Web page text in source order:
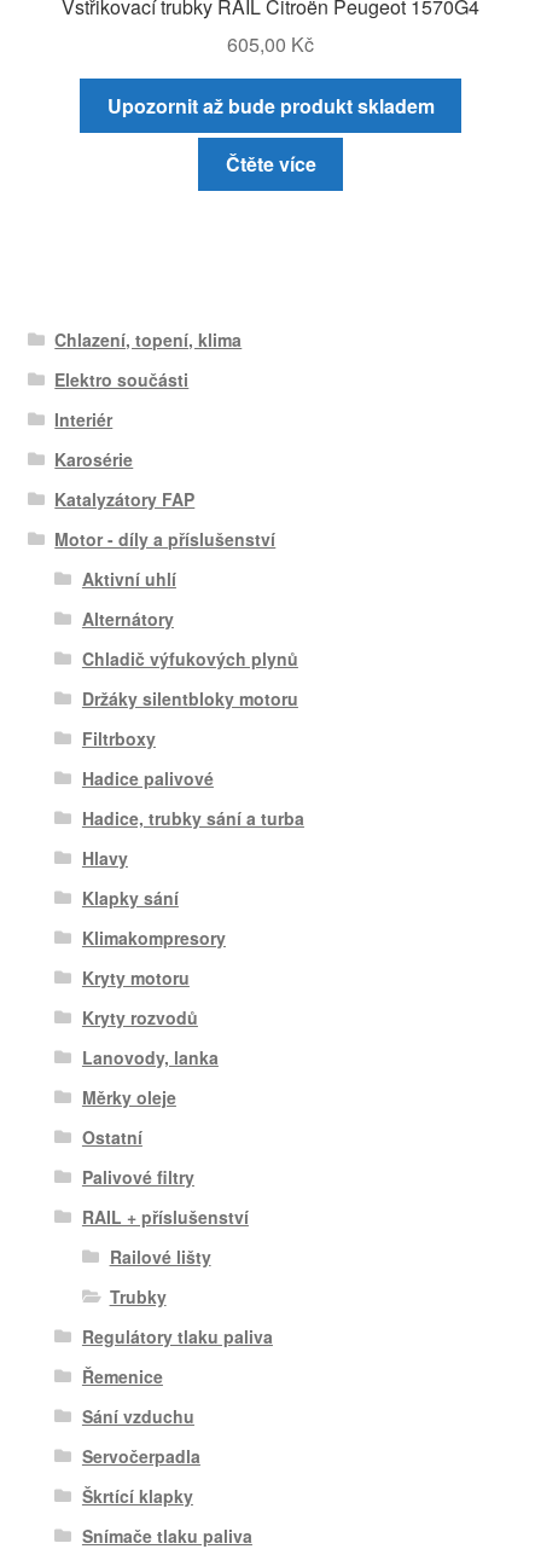
Vstřikovací trubky RAIL Citroën Peugeot 1570G4
605,00 Kč
Upozornit až bude produkt skladem
Čtěte více
Chlazení, topení, klima
Elektro součásti
Interiér
Karosérie
Katalyzátory FAP
Motor - díly a příslušenství
Aktivní uhlí
Alternátory
Chladič výfukových plynů
Držáky silentbloky motoru
Filtrboxy
Hadice palivové
Hadice, trubky sání a turba
Hlavy
Klapky sání
Klimakompresory
Kryty motoru
Kryty rozvodů
Lanovody, lanka
Měrky oleje
Ostatní
Palivové filtry
RAIL + příslušenství
Railové lišty
Trubky
Regulátory tlaku paliva
Řemenice
Sání vzduchu
Servočerpadla
Škrtící klapky
Snímače tlaku paliva